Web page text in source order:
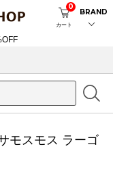
カート
0
BRAND
モスモス ラーゴ